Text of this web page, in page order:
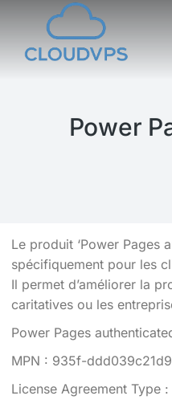
Vous êtes ici :
Power
Le produit ‘Power Pages
spécifiquement pour les
Il permet d’améliorer la
caritatives ou les
Power Pages
MPN : 935f-
License Agreement Type